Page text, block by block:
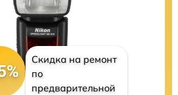
Скидка на ремонт
по
предварительной